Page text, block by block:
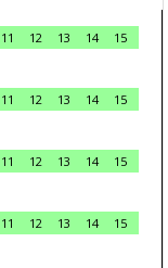
11 12 13 14
15
11 12 13 14
15
11 12 13 14
15
11 12 13 14
15